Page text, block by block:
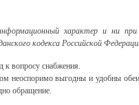
характер и ни при
кодекса Российской
вопросу снабжения.
неоспоримо выгодны и удобны
обращение.